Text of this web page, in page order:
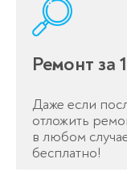
Ремонт за
Даже если
отложить
в любом
бесплатно!